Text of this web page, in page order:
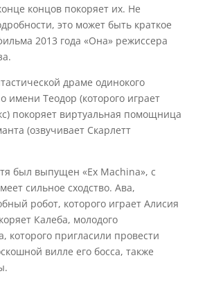
концов покоряет их. Не
это может быть краткое
2013 года «Она» режиссера
драме одинокого
имени Теодор (которого играет
покоряет виртуальная помощница
(озвучивает Скарлетт
был выпущен «Ex Machina», с
сильное сходство. Ава,
робот, которого играет Алисия
Калеба, молодого
которого пригласили провести
вилле его босса, также